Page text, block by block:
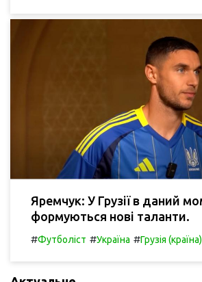
Яремчук: У Грузії в даний
формуються нові таланти.
#Футболіст #Україна #Грузія (країна)